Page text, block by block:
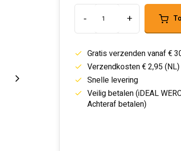
- +
Gratis verzenden vanaf €
Verzendkosten € 2,95 (NL)
Snelle levering
Veilig betalen (iDEAL
Achteraf betalen)